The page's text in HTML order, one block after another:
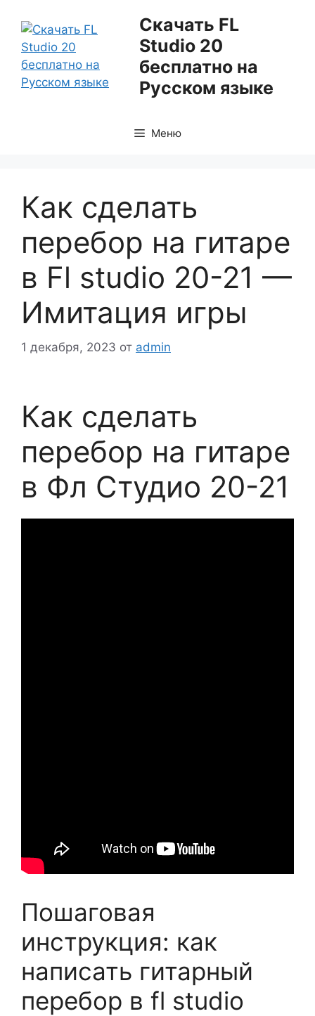
содержимому
Скачать FL
Studio 20
бесплатно на
Русском языке
Меню
Как сделать
перебор на гитаре
в Fl studio 20-21 —
Имитация игры
1 декабря, 2023 от admin
Как сделать
перебор на гитаре
в Фл Студио 20-21
Пошаговая
инструкция: как
написать гитарный
перебор в fl studio